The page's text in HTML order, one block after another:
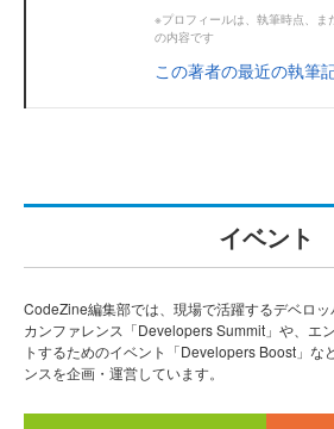
※プロフィールは、執筆時点、ま
の内容です
この著者の最近の執筆
イベント
CodeZine編集部では、現場で活躍するデベロ
カンファレンス「Developers Summit」や、エ
トするためのイベント「Developers Boost」な
ンスを企画・運営しています。